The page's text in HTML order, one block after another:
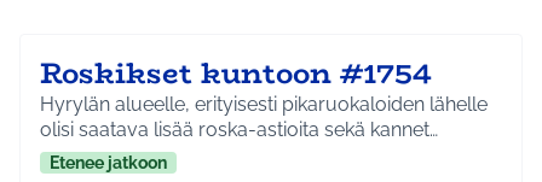
Roskikset kuntoon #1754
Hyrylän alueelle, erityisesti pikaruokaloiden lähelle
olisi saatava lisää roska-astioita sekä kannet…
Etenee jatkoon